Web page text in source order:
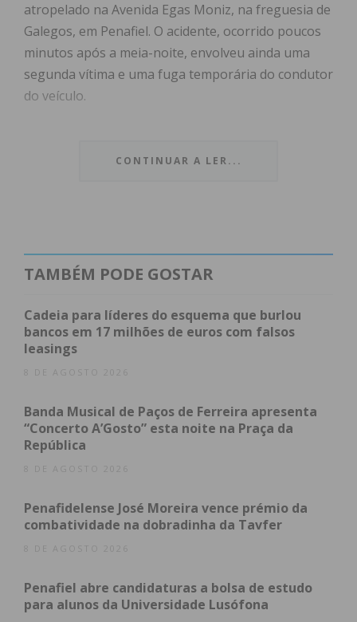
atropelado na Avenida Egas Moniz, na freguesia de
Galegos, em Penafiel. O acidente, ocorrido poucos
minutos após a meia-noite, envolveu ainda uma
segunda vítima e uma fuga temporária do condutor
do veículo.
precisamente à entrada da sua residência.
Voluntários de Paço de Sousae pela equipa da
Viatura Médica de Emergência e Reanimação
(VMER)
do Vale do Sousa. Apesar das manobras de
Hospital Padre Américo, em Penafiel, o óbito
acabou por ser declarado na unidade hospitalar
devido à gravidade dos ferimentos.
esta vítima terá abandonado o local pelo próprio
pé, mas acabou por solicitar assistência médica
CONTINUAR A LER...
TAMBÉM PODE GOSTAR
Cadeia para líderes do esquema que burlou
bancos em 17 milhões de euros com falsos
leasings
8 DE AGOSTO 2026
Banda Musical de Paços de Ferreira apresenta
“Concerto A’Gosto” esta noite na Praça da
República
8 DE AGOSTO 2026
Penafidelense José Moreira vence prémio da
combatividade na dobradinha da Tavfer
8 DE AGOSTO 2026
Penafiel abre candidaturas a bolsa de estudo
para alunos da Universidade Lusófona